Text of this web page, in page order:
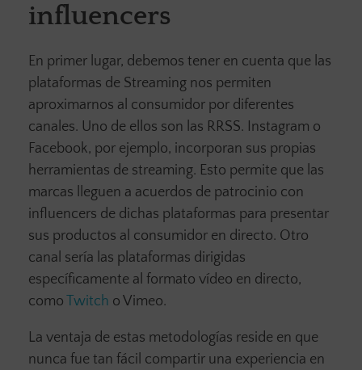
influencers
En primer lugar, debemos tener en cuenta que las
plataformas de Streaming nos permiten
aproximarnos al consumidor por diferentes
canales. Uno de ellos son las RRSS. Instagram o
Facebook, por ejemplo, incorporan sus propias
herramientas de streaming. Esto permite que las
marcas lleguen a acuerdos de patrocinio con
influencers de dichas plataformas para presentar
sus productos al consumidor en directo. Otro
canal sería las plataformas dirigidas
específicamente al formato vídeo en directo,
como Twitch o Vimeo.
La ventaja de estas metodologías reside en que
nunca fue tan fácil compartir una experiencia en